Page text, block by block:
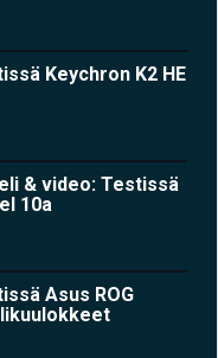
Keychron K2 HE
& video: Testissä
10a
Asus ROG